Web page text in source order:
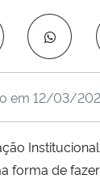
Inovações e
em 12/03/
forma de